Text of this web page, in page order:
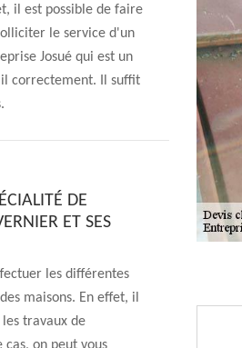
il est possible de faire
le service d'un
Josué qui est un
correctement. Il suffit
DE
ET SES
les différentes
maisons. En effet, il
travaux de